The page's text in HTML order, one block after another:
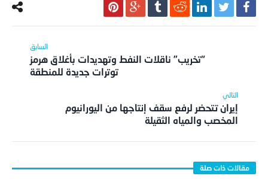
“تخريب” ناقلات النفط وتهديدات بأغلاق هرمز
توترات جديدة للمنطقة
إيران تتحضر لرفع سقف إنتاجها من اليورانيوم
المخصب والمياه الثقيلة